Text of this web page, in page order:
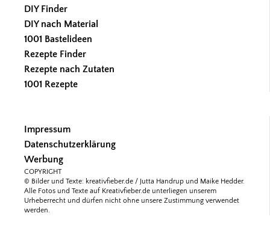
DIY Finder
DIY nach Material
1001 Bastelideen
Rezepte Finder
Rezepte nach Zutaten
1001 Rezepte
Impressum
Datenschutzerklärung
Werbung
COPYRIGHT
© Bilder und Texte: kreativfieber.de / Jutta Handrup und Maike Hedder.
Alle Fotos und Texte auf Kreativfieber.de unterliegen unserem
Urheberrecht und dürfen nicht ohne unsere Zustimmung verwendet
werden.